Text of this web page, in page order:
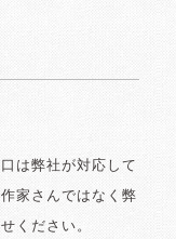
は弊社が対応して
家さんではなく弊
ください。